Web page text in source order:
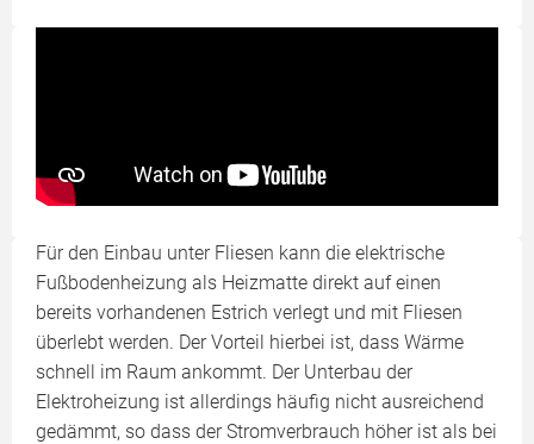
Für den Einbau unter Fliesen kann die elektrische
Fußbodenheizung als Heizmatte direkt auf einen
bereits vorhandenen Estrich verlegt und mit Fliesen
überlebt werden. Der Vorteil hierbei ist, dass Wärme
schnell im Raum ankommt. Der Unterbau der
Elektroheizung ist allerdings häufig nicht ausreichend
gedämmt, so dass der Stromverbrauch höher ist als bei